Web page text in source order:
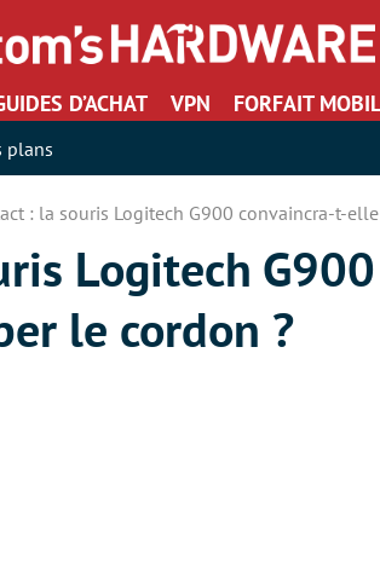
D’ACHAT VPN FORFAIT
plans
: la souris Logitech G900 convaincra-t-
Logitech
le cordon ?